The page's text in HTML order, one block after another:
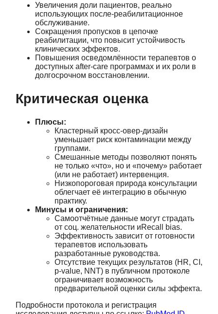
Увеличения доли пациентов, реально
использующих после‑реабилитационное
обслуживание.
Сокращения пропусков в цепочке
реабилитации, что повысит устойчивость
клинических эффектов.
Повышения осведомлённости терапевтов о
доступных after‑care программах и их роли в
долгосрочном восстановлении.
Критическая оценка
Плюсы:
Кластерный кросс‑овер‑дизайн
уменьшает риск контаминации между
группами.
Смешанные методы позволяют понять
не только «что», но и «почему» работает
(или не работает) интервенция.
Низкопороговая природа консультации
облегчает её интеграцию в обычную
практику.
Минусы и ограничения:
Самоотчётные данные могут страдать
от соц. желательности иRecall bias.
Эффективность зависит от готовности
терапевтов использовать
разработанные руководства.
Отсутствие текущих результатов (HR, CI,
p‑value, NNT) в публичном протоколе
ограничивает возможность
предварительной оценки силы эффекта.
Подробности протокола и регистрация